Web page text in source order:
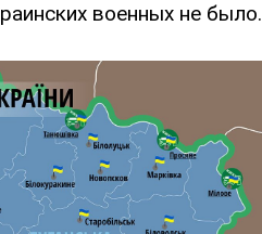
военных не было.